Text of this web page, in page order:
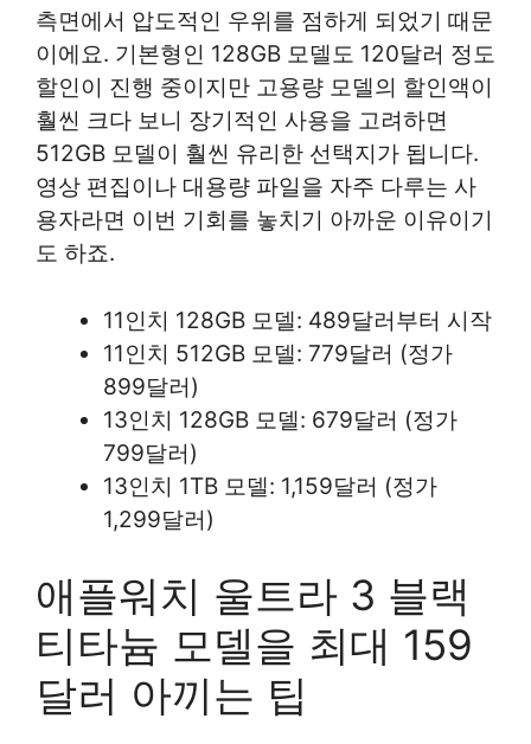
측면에서 압도적인 우위를 점하게 되었기 때문
이에요. 기본형인 128GB 모델도 120달러 정도
할인이 진행 중이지만 고용량 모델의 할인액이
훨씬 크다 보니 장기적인 사용을 고려하면
512GB 모델이 훨씬 유리한 선택지가 됩니다.
영상 편집이나 대용량 파일을 자주 다루는 사
용자라면 이번 기회를 놓치기 아까운 이유이기
도 하죠.
11인치 128GB 모델: 489달러부터 시작
11인치 512GB 모델: 779달러 (정가
899달러)
13인치 128GB 모델: 679달러 (정가
799달러)
13인치 1TB 모델: 1,159달러 (정가
1,299달러)
애플워치 울트라 3 블랙
티타늄 모델을 최대 159
달러 아끼는 팁